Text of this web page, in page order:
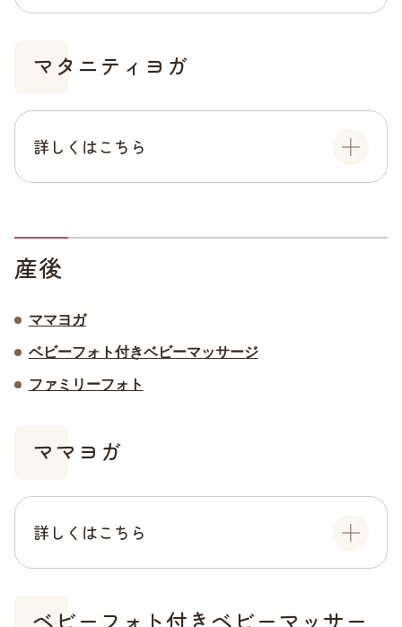
マタニティヨガ
詳しくはこちら
産後
ママヨガ
ベビーフォト付きベビーマッサージ
ファミリーフォト
ママヨガ
詳しくはこちら
ベビーフォト付きベビーマッサー